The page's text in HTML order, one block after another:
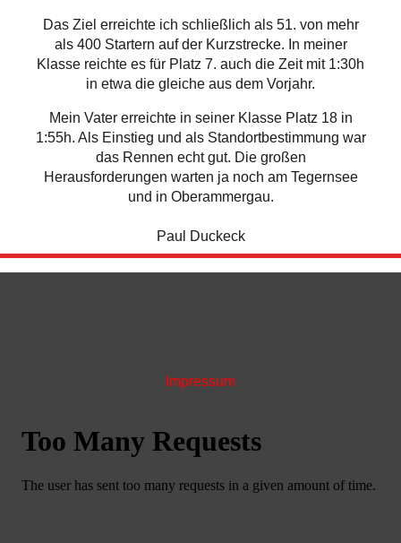
Das Ziel erreichte ich schließlich als 51. von mehr
als 400 Startern auf der Kurzstrecke. In meiner
Klasse reichte es für Platz 7. auch die Zeit mit 1:30h
in etwa die gleiche aus dem Vorjahr.
Mein Vater erreichte in seiner Klasse Platz 18 in
1:55h. Als Einstieg und als Standortbestimmung war
das Rennen echt gut. Die großen
Herausforderungen warten ja noch am Tegernsee
und in Oberammergau.
Paul Duckeck
Impressum